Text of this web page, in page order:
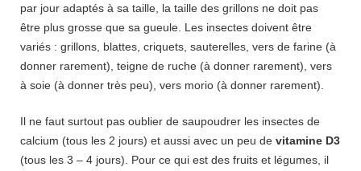
par jour adaptés à sa taille, la taille des grillons ne doit pas
être plus grosse que sa gueule. Les insectes doivent être
variés : grillons, blattes, criquets, sauterelles, vers de farine (à
donner rarement), teigne de ruche (à donner rarement), vers
à soie (à donner très peu), vers morio (à donner rarement).
Il ne faut surtout pas oublier de saupoudrer les insectes de
calcium (tous les 2 jours) et aussi avec un peu de vitamine D3
(tous les 3 – 4 jours). Pour ce qui est des fruits et légumes, il